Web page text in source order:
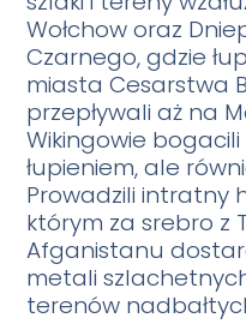
Wołchow oraz
Czarnego, gdzie
miasta Cesarstwa
przepływali aż na
Wikingowie
łupieniem, ale
Prowadzili intratny
którym za srebro z
Afganistanu
metali
terenów